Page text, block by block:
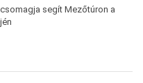
segít Mezőtúron a